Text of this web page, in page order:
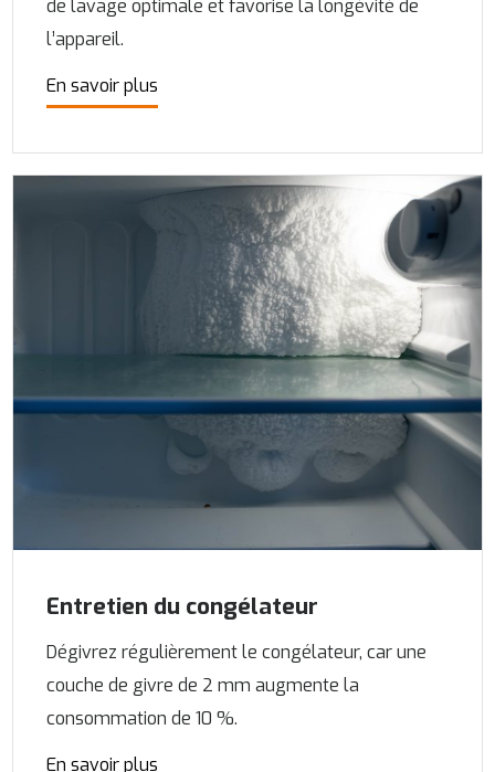
de lavage optimale et favorise la longévité de
l’appareil.
En savoir plus
Entretien du congélateur
Dégivrez régulièrement le congélateur, car une
couche de givre de 2 mm augmente la
consommation de 10 %.
En savoir plus